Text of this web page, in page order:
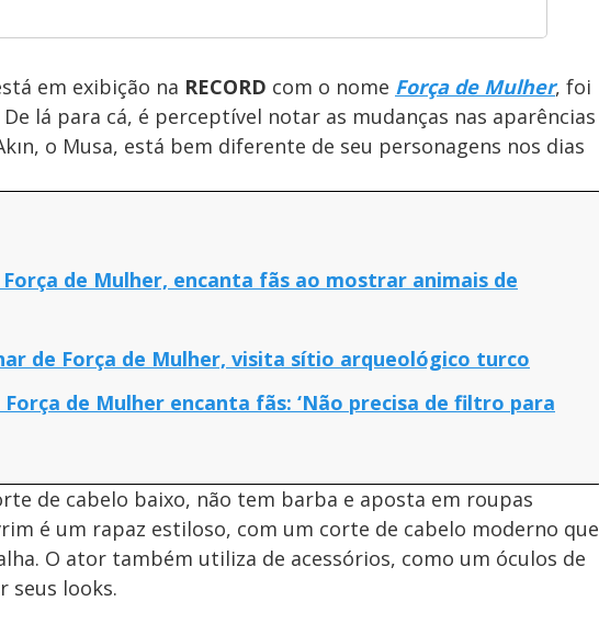
em exibição na RECORD com o nome Força de Mulher, foi
lá para cá, é perceptível notar as mudanças nas aparências
o Musa, está bem diferente de seu personagens nos dias
Força de Mulher, encanta fãs ao mostrar animais de
de Força de Mulher, visita sítio arqueológico turco
de Mulher encanta fãs: ‘Não precisa de filtro para
de cabelo baixo, não tem barba e aposta em roupas
é um rapaz estiloso, com um corte de cabelo moderno que
O ator também utiliza de acessórios, como um óculos de
seus looks.